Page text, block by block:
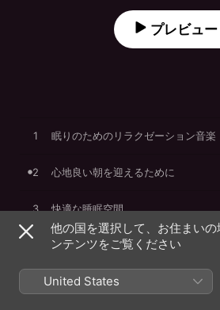
プレビュー
1 眠りのためのリラクゼーション音楽
2 心地良い朝を迎えるために
3 快適な睡眠空間
就寝30分前
至福のバスタイム
他の国を選択して、お住まいの
ンテンツをご覧ください
United States